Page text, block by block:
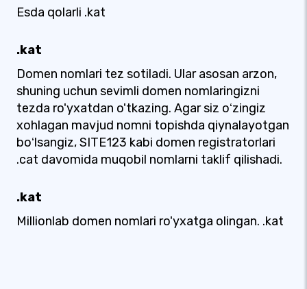
Esda qolarli .kat
.kat
Domen nomlari tez sotiladi. Ular asosan arzon,
shuning uchun sevimli domen nomlaringizni
tezda ro'yxatdan o'tkazing. Agar siz oʻzingiz
xohlagan mavjud nomni topishda qiynalayotgan
boʻlsangiz, SITE123 kabi domen registratorlari
.cat davomida muqobil nomlarni taklif qilishadi.
.kat
Millionlab domen nomlari ro'yxatga olingan. .kat